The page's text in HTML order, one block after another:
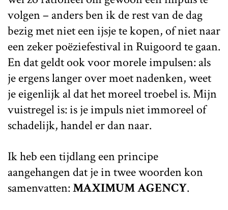
volgen – anders ben ik de rest van de dag
bezig met niet een ijsje te kopen, of niet naar
een zeker poëziefestival in Ruigoord te gaan.
En dat geldt ook voor morele impulsen: als
je ergens langer over moet nadenken, weet
je eigenlijk al dat het moreel troebel is. Mijn
vuistregel is: is je impuls niet immoreel of
schadelijk, handel er dan naar.
Ik heb een tijdlang een principe
aangehangen dat je in twee woorden kon
samenvatten:MAXIMUM AGENCY.